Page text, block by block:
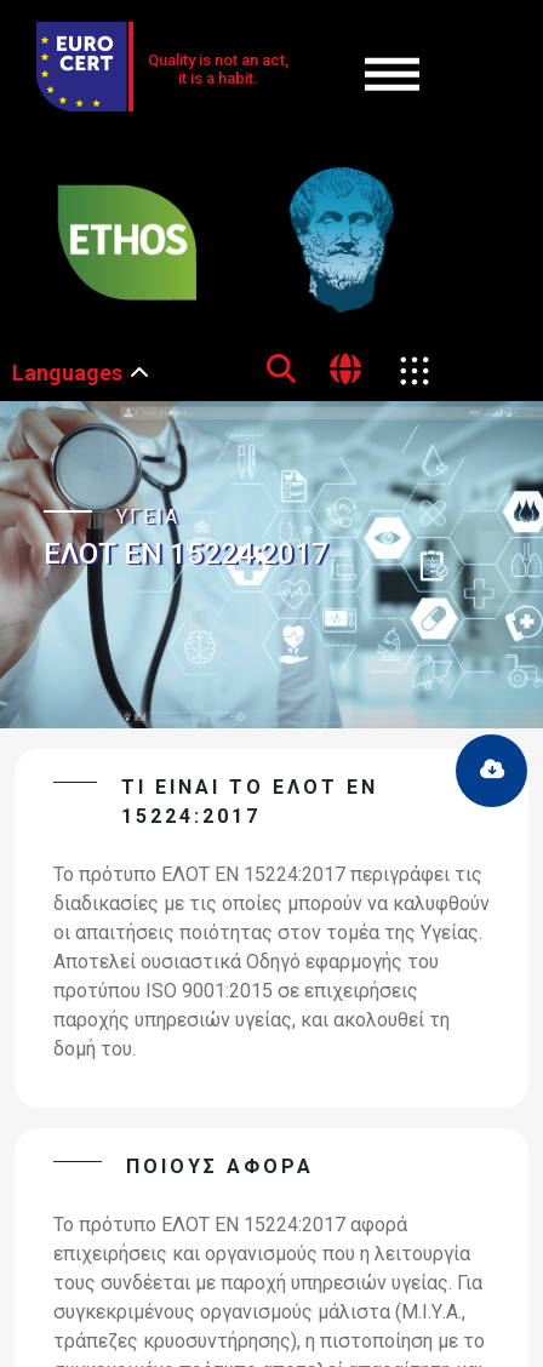
Quality is not an act,
it is a habit.
Languages
ΥΓΕΙΑ
ΕΛΟΤ ΕΝ 15224:2017
ΤΙ ΕΙΝΑΙ ΤΟ ΕΛΟΤ ΕΝ
15224:2017
Το πρότυπο ΕΛΟΤ ΕΝ 15224:2017 περιγράφει τις
διαδικασίες με τις οποίες μπορούν να καλυφθούν
οι απαιτήσεις ποιότητας στον τομέα της Υγείας.
Αποτελεί ουσιαστικά Οδηγό εφαρμογής του
προτύπου ISO 9001:2015 σε επιχειρήσεις
παροχής υπηρεσιών υγείας, και ακολουθεί τη
δομή του.
ΠΟΙΟΥΣ ΑΦΟΡΑ
Το πρότυπο ΕΛΟΤ ΕΝ 15224:2017 αφορά
επιχειρήσεις και οργανισμούς που η λειτουργία
τους συνδέεται με παροχή υπηρεσιών υγείας. Για
συγκεκριμένους οργανισμούς μάλιστα (Μ.Ι.Υ.Α.,
τράπεζες κρυοσυντήρησης), η πιστοποίηση με το